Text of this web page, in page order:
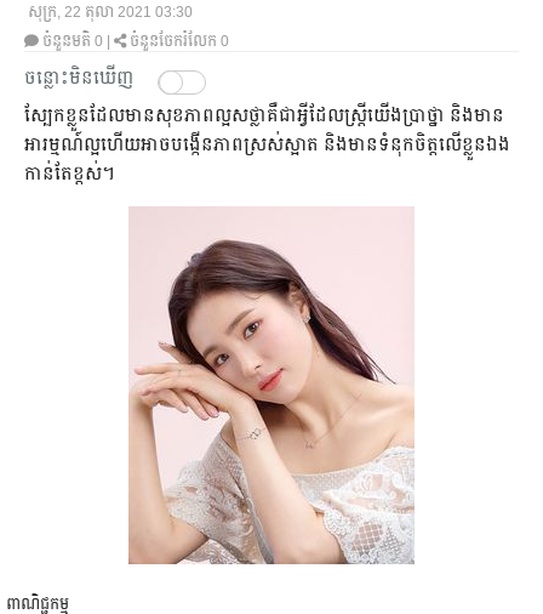
សុក្រ, 22 តុលា 2021 03:30
ចំនួនមតិ 0 ចំនួនចែករំលែក 0
ចន្លោះមិនឃើញ
ស្បែកខ្លួនដែលមានសុខភាពល្អសថ្លាគឺជាអ្វីដែលស្ត្រីយើងប្រាថ្នា និងមាន
អារម្មណ៍ល្អហើយអាចបង្កើនភាពស្រស់ស្អាត និងមានទំនុកចិត្តលើខ្លួនឯង
កាន់តែខ្ពស់។
ពាណិជ្ជកម្ម